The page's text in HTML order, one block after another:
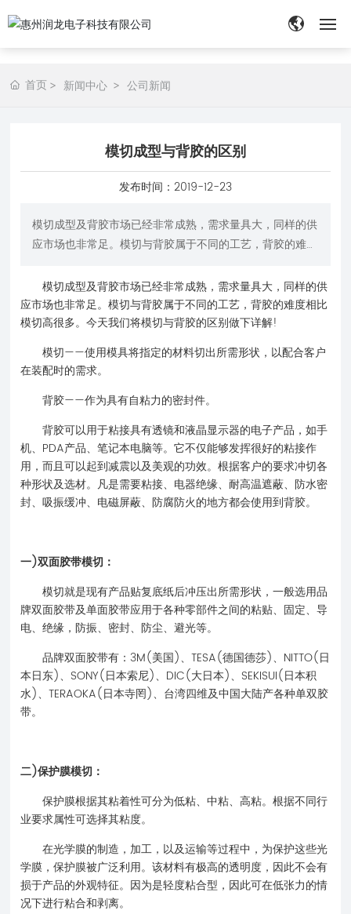
应用案例
联系我们
首页 新闻中心 公司新闻
模切成型与背胶的区别
发布时间： 2019-12-23
模切成型及背胶市场已经非常成熟，需求量具大，同样的供
应市场也非常足。模切与背胶属于不同的工艺，背胶的难度
模切成型及背胶市场已经非常成熟，需求量具大，同样的供
应市场也非常足。模切与背胶属于不同的工艺，背胶的难度相比
模切高很多。今天我们将模切与背胶的区别做下详解!
模切——使用模具将指定的材料切出所需形状，以配合客户
在装配时的需求。
背胶——作为具有自粘力的密封件。
背胶可以用于粘接具有透镜和液晶显示器的电子产品，如手
机、PDA产品、笔记本电脑等。它不仅能够发挥很好的粘接作
用，而且可以起到减震以及美观的功效。根据客户的要求冲切各
种形状及选材。凡是需要粘接、电器绝缘、耐高温遮蔽、防水密
封、吸振缓冲、电磁屏蔽、防腐防火的地方都会使用到背胶。
一)双面胶带模切：
模切就是现有产品贴复底纸后冲压出所需形状，一般选用品
牌双面胶带及单面胶带应用于各种零部件之间的粘贴、固定、导
电、绝缘，防振、密封、防尘、避光等。
品牌双面胶带有：3M(美国)、TESA(德国德莎)、NITTO(日
本日东)、SONY(日本索尼)、DIC(大日本)、SEKISUI(日本积
水)、TERAOKA(日本寺罔)、台湾四维及中国大陆产各种单双胶
带。
二)保护膜模切：
保护膜根据其粘着性可分为低粘、中粘、高粘。根据不同行
业要求属性可选择其粘度。
在光学膜的制造，加工，以及运输等过程中，为保护这些光
学膜，保护膜被广泛利用。该材料有极高的透明度，因此不会有
损于产品的外观特征。因为是轻度粘合型，因此可在低张力的情
况下进行粘合和剥离。